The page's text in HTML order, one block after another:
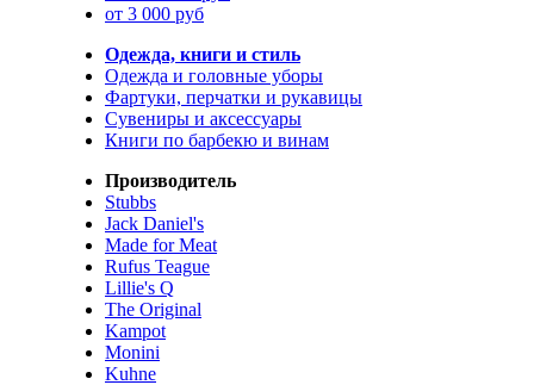
от 3 000 руб
Одежда, книги и стиль
Одежда и головные уборы
Фартуки, перчатки и рукавицы
Сувениры и аксессуары
Книги по барбекю и винам
Производитель
Stubbs
Jack Daniel's
Made for Meat
Rufus Teague
Lillie's Q
The Original
Kampot
Monini
Kuhne